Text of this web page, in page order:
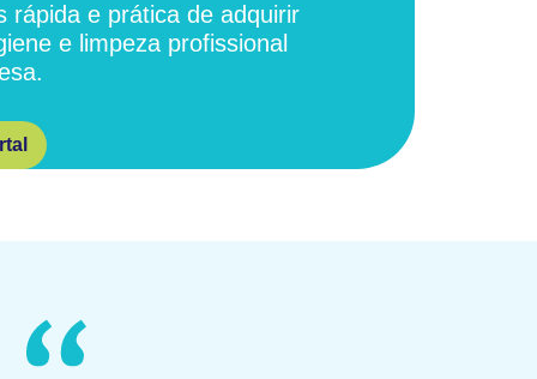
rápida e prática de adquirir
e limpeza profissional